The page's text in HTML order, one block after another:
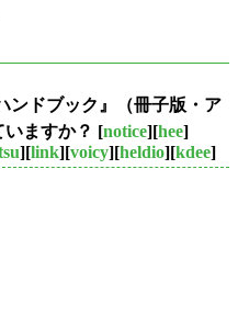
ンドブック』（冊子版・ア
ますか？ [notice][hee]
][link][voicy][heldio][kdee]